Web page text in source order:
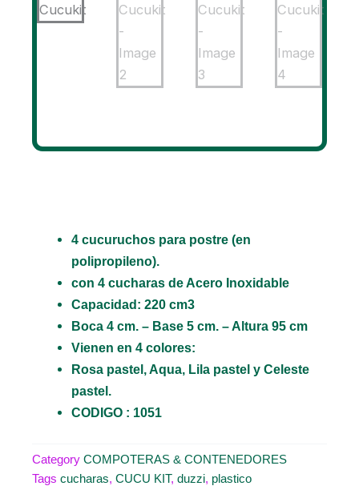
4 cucuruchos para postre (en
polipropileno).
con 4 cucharas de Acero Inoxidable
Capacidad: 220 cm3
Boca 4 cm. – Base 5 cm. – Altura 95 cm
Vienen en 4 colores:
Rosa pastel, Aqua, Lila pastel y Celeste
pastel.
CODIGO : 1051
Category COMPOTERAS & CONTENEDORES
Tags cucharas, CUCU KIT, duzzi, plastico